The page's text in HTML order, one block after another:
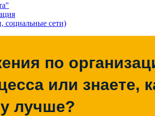
социальные сети)
по
или знаете,
лучше?